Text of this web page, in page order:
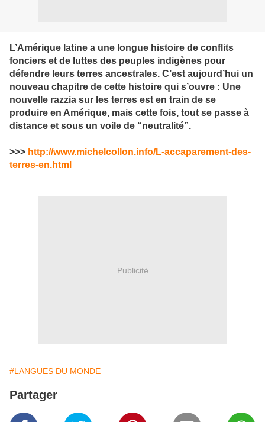
L’Amérique latine a une longue histoire de conflits
fonciers et de luttes des peuples indigènes pour
défendre leurs terres ancestrales. C’est aujourd’hui un
nouveau chapitre de cette histoire qui s’ouvre : Une
nouvelle razzia sur les terres est en train de se
produire en Amérique, mais cette fois, tout se passe à
distance et sous un voile de “neutralité”.
>>> http://www.michelcollon.info/L-accaparement-des-
terres-en.html
Publicité
#LANGUES DU MONDE
Partager